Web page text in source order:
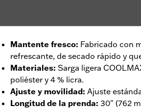
Mantente fresco: Fabricado con
refrescante, de secado rápido y
Materiales: Sarga ligera
poliéster y 4 % licra.
Ajuste y movilidad: Ajuste
Longitud de la prenda: 30" (762